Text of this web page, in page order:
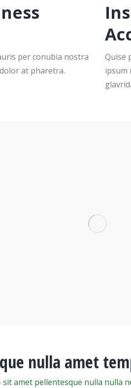
per conubia nostra
at pharetra.
Quise
ipsum
nulla amet
sit amet pellentesque nulla nulla